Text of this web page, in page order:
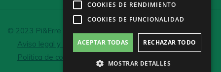
© 2023 Pi&Erre Comunicación Integral S.L.
Aviso legal y Política de privacidad
Política de cookies
COOKIES DE RENDIMIENTO
COOKIES DE FUNCIONALIDAD
ACEPTAR TODAS RECHAZAR TODO
MOSTRAR DETALLES